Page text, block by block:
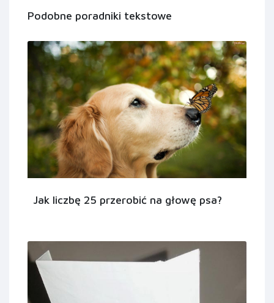
Podobne poradniki tekstowe
Jak liczbę 25 przerobić na głowę psa?